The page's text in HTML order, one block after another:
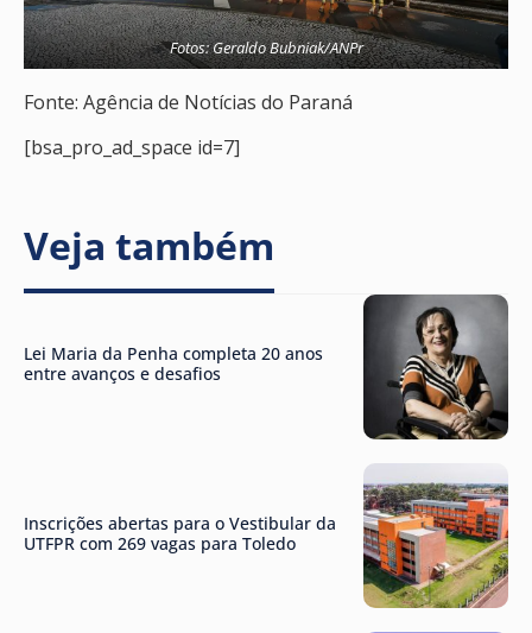
Fotos: Geraldo Bubniak/ANPr
Fonte: Agência de Notícias do Paraná
[bsa_pro_ad_space id=7]
Veja também
Lei Maria da Penha completa 20 anos
entre avanços e desafios
Inscrições abertas para o Vestibular da
UTFPR com 269 vagas para Toledo